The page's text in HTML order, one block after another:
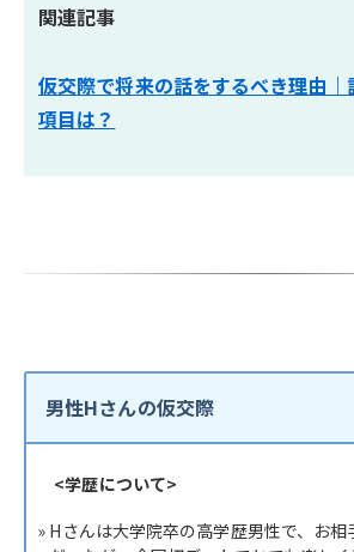
関連記事
仮交際で将来の話をするべき理由｜
項目は？
男性Hさんの仮交際
<学歴について>
» Hさんは大学院卒の高学歴男性で、お